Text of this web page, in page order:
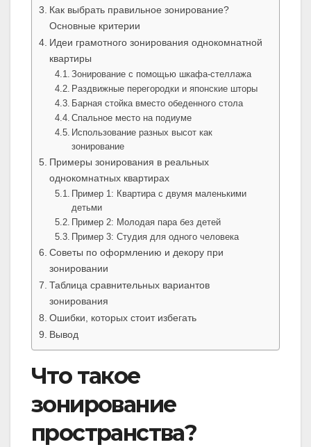
Как выбрать правильное зонирование?
Основные критерии
Идеи грамотного зонирования однокомнатной
квартиры
Зонирование с помощью шкафа-стеллажа
Раздвижные перегородки и японские шторы
Барная стойка вместо обеденного стола
Спальное место на подиуме
Использование разных высот как
зонирование
Примеры зонирования в реальных
однокомнатных квартирах
Пример 1: Квартира с двумя маленькими
детьми
Пример 2: Молодая пара без детей
Пример 3: Студия для одного человека
Советы по оформлению и декору при
зонировании
Таблица сравнительных вариантов
зонирования
Ошибки, которых стоит избегать
Вывод
Что такое
зонирование
пространства?